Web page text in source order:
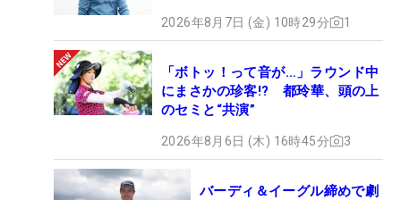
2026年8月7日 (金) 10時29分 1
「ボトッ！って音が…」ラウンド中
にまさかの珍客!? 都玲華、頭の上
のセミと“共演”
2026年8月6日 (木) 16時45分 3
バーディ＆イーグル締めで劇